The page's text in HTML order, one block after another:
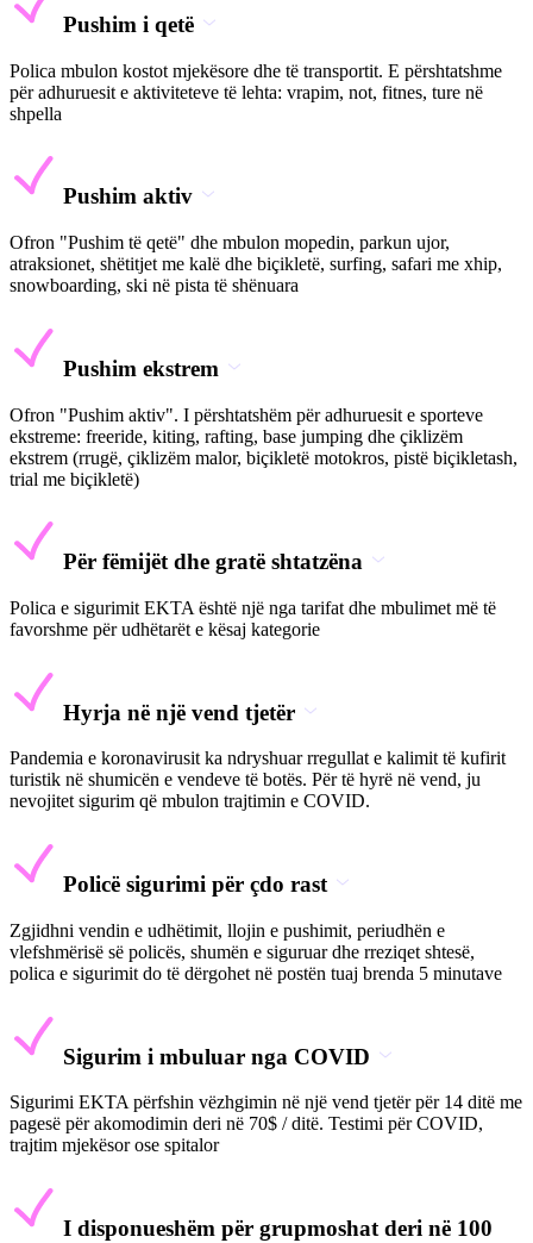
Pushim i qetë
Polica mbulon kostot mjekësore dhe të transportit. E përshtatshme
për adhuruesit e aktiviteteve të lehta: vrapim, not, fitnes, ture në
shpella
Pushim aktiv
Ofron "Pushim të qetë" dhe mbulon mopedin, parkun ujor,
atraksionet, shëtitjet me kalë dhe biçikletë, surfing, safari me xhip,
snowboarding, ski në pista të shënuara
Pushim ekstrem
Ofron "Pushim aktiv". I përshtatshëm për adhuruesit e sporteve
ekstreme: freeride, kiting, rafting, base jumping dhe çiklizëm
ekstrem (rrugë, çiklizëm malor, biçikletë motokros, pistë biçikletash,
trial me biçikletë)
Për fëmijët dhe gratë shtatzëna
Polica e sigurimit EKTA është një nga tarifat dhe mbulimet më të
favorshme për udhëtarët e kësaj kategorie
Hyrja në një vend tjetër
Pandemia e koronavirusit ka ndryshuar rregullat e kalimit të kufirit
turistik në shumicën e vendeve të botës. Për të hyrë në vend, ju
nevojitet sigurim që mbulon trajtimin e COVID.
Policë sigurimi për çdo rast
Zgjidhni vendin e udhëtimit, llojin e pushimit, periudhën e
vlefshmërisë së policës, shumën e siguruar dhe rreziqet shtesë,
polica e sigurimit do të dërgohet në postën tuaj brenda 5 minutave
Sigurim i mbuluar nga COVID
Sigurimi EKTA përfshin vëzhgimin në një vend tjetër për 14 ditë me
pagesë për akomodimin deri në 70$ / ditë. Testimi për COVID,
trajtim mjekësor ose spitalor
I disponueshëm për grupmoshat deri në 100